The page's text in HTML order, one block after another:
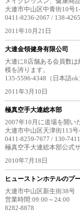
大連市中山区中青街10号
0411-8236-2067 / 138-
2011年10月21日
大連金領健身有限公司
大連に8店舗ある会員数
模を誇ります。
135-5596-4348（日本語ok
2011年3月10日
極真空手大連総本部
2007年10月に道場を開い
大連市中山区天津街113
0411-8259-7677 / 130-
極真空手大連総本部公式
2010年7月18日
ヒューストンホテルのプ
大連市中山区新生街38号
営業時間:09:00～24:00
8282-8878